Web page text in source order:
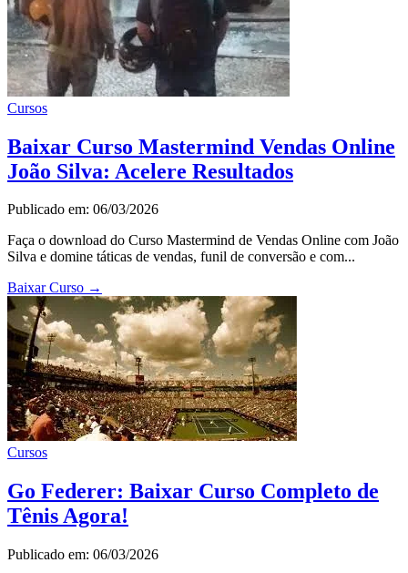
Cursos
Baixar Curso Mastermind Vendas Online
João Silva: Acelere Resultados
Publicado em: 06/03/2026
Faça o download do Curso Mastermind de Vendas Online com João
Silva e domine táticas de vendas, funil de conversão e com...
Baixar Curso →
Cursos
Go Federer: Baixar Curso Completo de
Tênis Agora!
Publicado em: 06/03/2026